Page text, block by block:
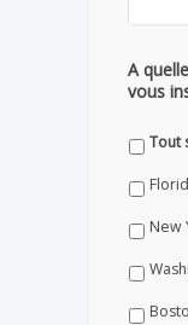
A
vous
Tout
New